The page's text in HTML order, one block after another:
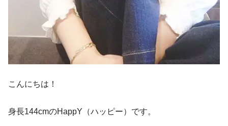
こんにちは！
身長144cmのHappY（ハッピー）です。